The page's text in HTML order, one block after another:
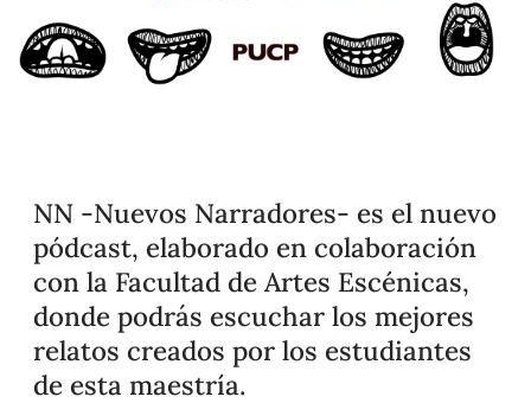
NN -Nuevos Narradores- es el nuevo
pódcast, elaborado en colaboración
con la Facultad de Artes Escénicas,
donde podrás escuchar los mejores
relatos creados por los estudiantes
de esta maestría.